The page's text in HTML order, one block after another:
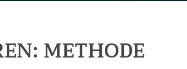
METHODE